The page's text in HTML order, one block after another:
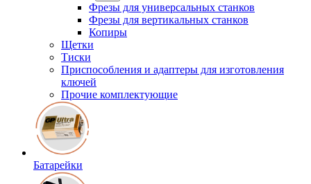
Фрезы для универсальных станков
Фрезы для вертикальных станков
Копиры
Щетки
Тиски
Приспособления и адаптеры для изготовления
ключей
Прочие комплектующие
Батарейки